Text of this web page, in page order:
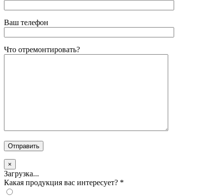
Ваш телефон
Что отремонтировать?
×
Загрузка...
Какая продукция вас интересует? *